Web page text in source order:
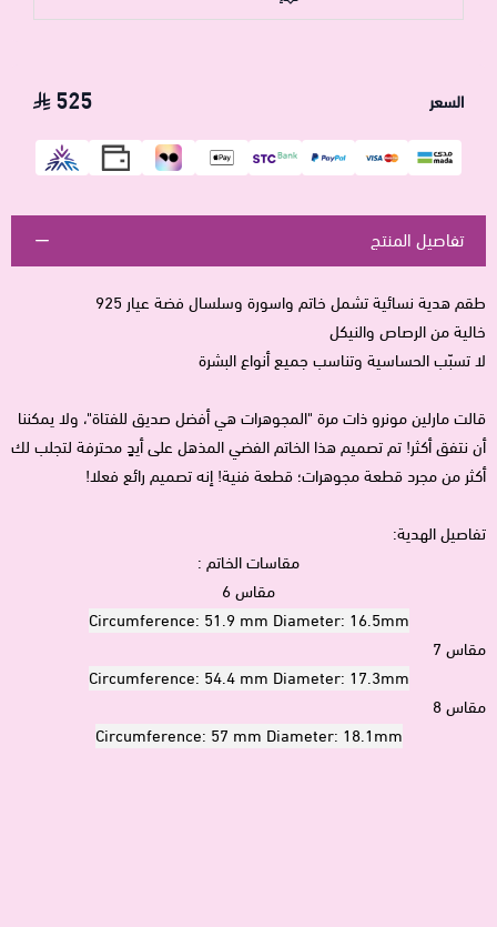
السعر 525
تفاصيل المنتج
طقم هدية نسائية تشمل خاتم واسورة وسلسال فضة عيار 925
خالية من الرصاص والنيكل
لا تسبّب الحساسية وتناسب جميع أنواع البشرة
قالت مارلين مونرو ذات مرة "المجوهرات هي أفضل صديق للفتاة"، ولا يمكننا
أن نتفق أكثر! تم تصميم هذا الخاتم الفضي المذهل على أيدٍ محترفة لتجلب لك
أكثر من مجرد قطعة مجوهرات؛ قطعة فنية! إنه تصميم رائع فعلا!
تفاصيل الهدية:
مقاسات الخاتم :
مقاس 6
Circumference: 51.9 mm Diameter: 16.5mm
مقاس 7
Circumference: 54.4 mm Diameter: 17.3mm
مقاس 8
Circumference: 57 mm Diameter: 18.1mm